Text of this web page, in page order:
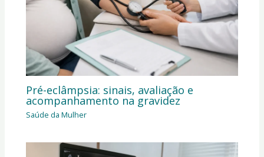
Pré-eclâmpsia: sinais, avaliação e
acompanhamento na gravidez
Saúde da Mulher